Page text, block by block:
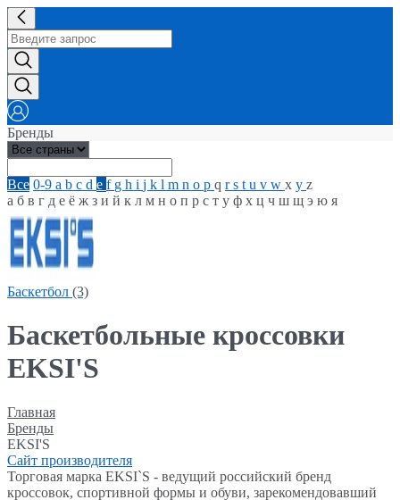
Бренды
Все 0-9 a b c d e f g h i j k l m n o p q rs t u v w x y z
а б в г д е ё ж з и й к л м н о п р с т у ф х ц ч ш щ э ю я
Баскетбол (3)
Баскетбольные кроссовки
EKSI'S
Главная
Бренды
EKSI'S
Сайт производителя
Торговая марка EKSI`S - ведущий российский бренд
кроссовок, спортивной формы и обуви, зарекомендовавший